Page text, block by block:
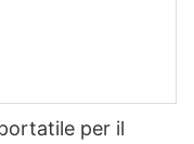
per il